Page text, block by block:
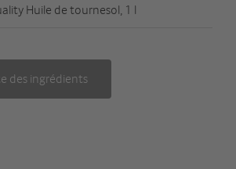
Huile de tournesol, 1 l
des ingrédients